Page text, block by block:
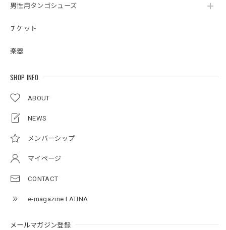
男性用タンゴシューズ
チケット
楽器
SHOP INFO
ABOUT
NEWS
メンバーシップ
マイページ
CONTACT
e-magazine LATINA
メールマガジン登録